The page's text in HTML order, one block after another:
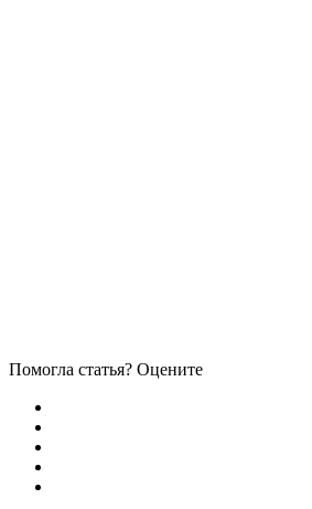
Помогла статья? Оцените